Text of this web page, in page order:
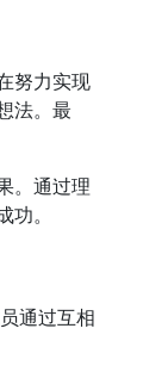
努力实现
法。最
。通过理
。
通过互相